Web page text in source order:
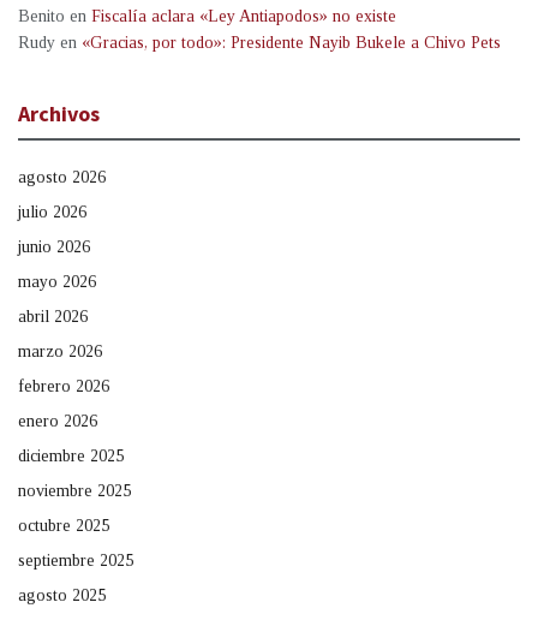
Benito en Fiscalía aclara «Ley Antiapodos» no existe
Rudy en «Gracias, por todo»: Presidente Nayib Bukele a Chivo Pets
Archivos
agosto 2026
julio 2026
junio 2026
mayo 2026
abril 2026
marzo 2026
febrero 2026
enero 2026
diciembre 2025
noviembre 2025
octubre 2025
septiembre 2025
agosto 2025